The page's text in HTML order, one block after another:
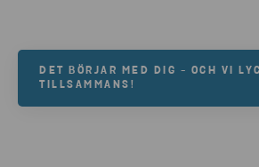
DET BÖRJAR MED DIG - OCH VI
TILLSAMMANS!